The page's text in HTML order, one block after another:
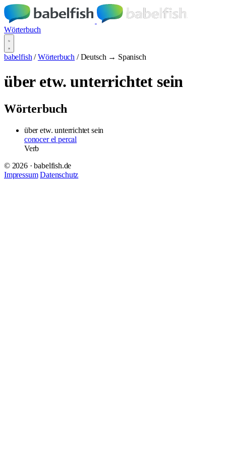
Wörterbuch
babelfish / Wörterbuch / Deutsch → Spanisch
über etw. unterrichtet sein
Wörterbuch
über etw. unterrichtet sein
conocer el percal
Verb
© 2026 · babelfish.de
Impressum Datenschutz